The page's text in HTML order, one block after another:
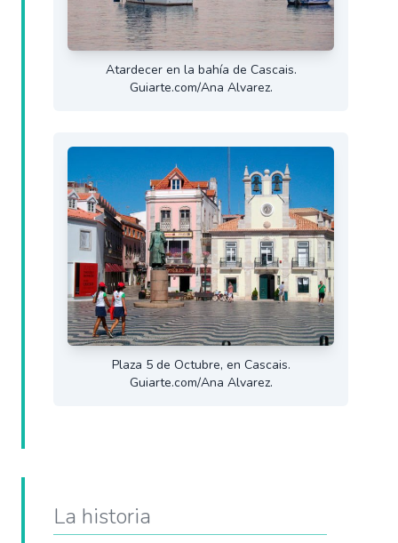
Atardecer en la bahía de Cascais.
Guiarte.com/Ana Alvarez.
Plaza 5 de Octubre, en Cascais.
Guiarte.com/Ana Alvarez.
La historia